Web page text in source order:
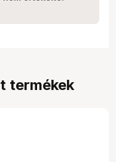
termékek